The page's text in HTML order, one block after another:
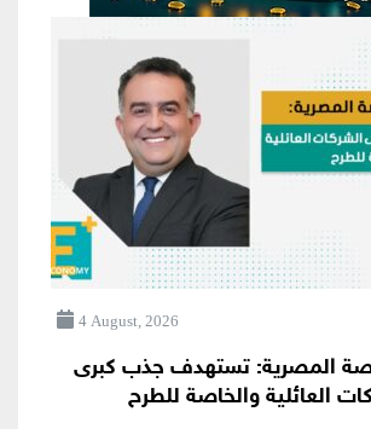
4 August, 2026
المصرية: تستهدف جذب كبرى
العائلية والخاصة للطرح